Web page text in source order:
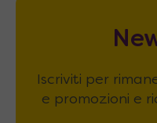
Iscriviti per
e promozioni e